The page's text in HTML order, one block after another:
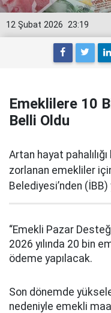
23:19
12 Şubat 2026
Emeklilere 10
Belli Oldu
Artan hayat
zorlanan emekliler
Belediyesi’nden
“Emekli Pazar
2026 yılında 20 bin
ödeme yapılacak.
Son dönemde
nedeniyle emekli